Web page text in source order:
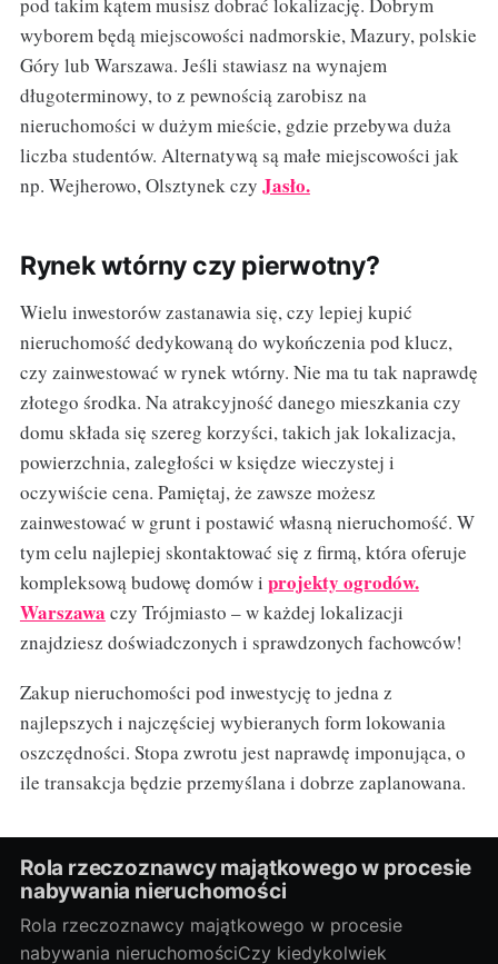
wyborem będą miejscowości nadmorskie, Mazury, polskie
Góry lub Warszawa. Jeśli stawiasz na wynajem
długoterminowy, to z pewnością zarobisz na
nieruchomości w dużym mieście, gdzie przebywa duża
liczba studentów. Alternatywą są małe miejscowości jak
np. Wejherowo, Olsztynek czy Jasło.
Rynek wtórny czy pierwotny?
Wielu inwestorów zastanawia się, czy lepiej kupić
nieruchomość dedykowaną do wykończenia pod klucz,
czy zainwestować w rynek wtórny. Nie ma tu tak naprawdę
złotego środka. Na atrakcyjność danego mieszkania czy
domu składa się szereg korzyści, takich jak lokalizacja,
powierzchnia, zaległości w księdze wieczystej i
oczywiście cena. Pamiętaj, że zawsze możesz
zainwestować w grunt i postawić własną nieruchomość. W
tym celu najlepiej skontaktować się z firmą, która oferuje
kompleksową budowę domów i projekty ogrodów.
Warszawa czy Trójmiasto – w każdej lokalizacji
znajdziesz doświadczonych i sprawdzonych fachowców!
Zakup nieruchomości pod inwestycję to jedna z
najlepszych i najczęściej wybieranych form lokowania
oszczędności. Stopa zwrotu jest naprawdę imponująca, o
ile transakcja będzie przemyślana i dobrze zaplanowana.
Rola rzeczoznawcy majątkowego w procesie
nabywania nieruchomości
Rola rzeczoznawcy majątkowego w procesie
nabywania nieruchomościCzy kiedykolwiek